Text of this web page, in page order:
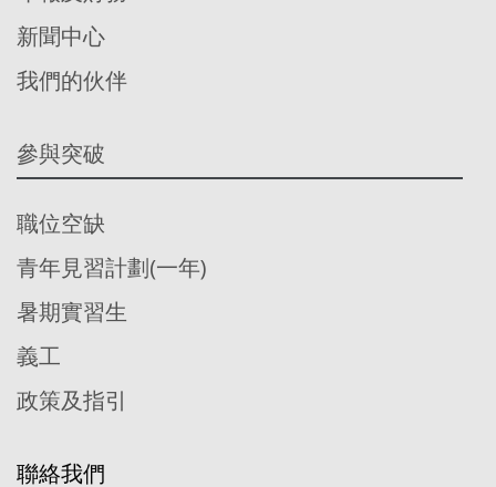
新聞中心
我們的伙伴
參與突破
職位空缺
青年見習計劃(一年)
暑期實習生
義工
政策及指引
聯絡我們